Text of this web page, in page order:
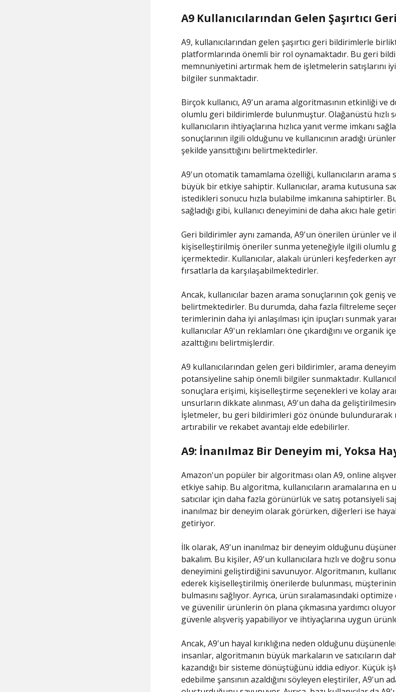
A9 Kullanıcılarından Gelen Şaşırtıcı
A9, kullanıcılarından gelen şaşırtıcı geri bildirimlerle
platformlarında önemli bir rol oynamaktadır. Bu geri
memnuniyetini artırmak hem de işletmelerin satışlarını
bilgiler sunmaktadır.
Birçok kullanıcı, A9'un arama algoritmasının etkinliği ve
olumlu geri bildirimlerde bulunmuştur. Olağanüstü hızlı
kullanıcıların ihtiyaçlarına hızlıca yanıt verme imkanı
sonuçlarının ilgili olduğunu ve kullanıcının aradığı
şekilde yansıttığını belirtmektedirler.
A9'un otomatik tamamlama özelliği, kullanıcıların arama
büyük bir etkiye sahiptir. Kullanıcılar, arama kutusuna
istedikleri sonucu hızla bulabilme imkanına sahiptirler.
sağladığı gibi, kullanıcı deneyimini de daha akıcı hale
Geri bildirimler aynı zamanda, A9'un önerilen ürünler ve
kişiselleştirilmiş öneriler sunma yeteneğiyle ilgili olumlu
içermektedir. Kullanıcılar, alakalı ürünleri keşfederken
fırsatlarla da karşılaşabilmektedirler.
Ancak, kullanıcılar bazen arama sonuçlarının çok geniş
belirtmektedirler. Bu durumda, daha fazla filtreleme
terimlerinin daha iyi anlaşılması için ipuçları sunmak
kullanıcılar A9'un reklamları öne çıkardığını ve organik
azalttığını belirtmişlerdir.
A9 kullanıcılarından gelen geri bildirimler, arama
potansiyeline sahip önemli bilgiler sunmaktadır.
sonuçlara erişimi, kişiselleştirme seçenekleri ve kolay
unsurların dikkate alınması, A9'un daha da
İşletmeler, bu geri bildirimleri göz önünde
artırabilir ve rekabet avantajı elde edebilirler.
A9: İnanılmaz Bir Deneyim mi, Yoksa
Amazon'un popüler bir algoritması olan A9, online
etkiye sahip. Bu algoritma, kullanıcıların aramalarına en
satıcılar için daha fazla görünürlük ve satış potansiyeli
inanılmaz bir deneyim olarak görürken, diğerleri ise hayal
getiriyor.
İlk olarak, A9'un inanılmaz bir deneyim olduğunu
bakalım. Bu kişiler, A9'un kullanıcılara hızlı ve doğru
deneyimini geliştirdiğini savunuyor. Algoritmanın,
ederek kişiselleştirilmiş önerilerde bulunması,
bulmasını sağlıyor. Ayrıca, ürün sıralamasındaki
ve güvenilir ürünlerin ön plana çıkmasına yardımcı
güvenle alışveriş yapabiliyor ve ihtiyaçlarına uygun
Ancak, A9'un hayal kırıklığına neden olduğunu
insanlar, algoritmanın büyük markaların ve satıcıların
kazandığı bir sisteme dönüştüğünü iddia ediyor. Küçük
edebilme şansının azaldığını söyleyen eleştiriler, A9'un